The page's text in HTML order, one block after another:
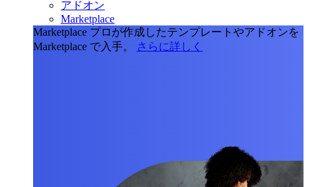
アドオン
Marketplace
Marketplace プロが作成したテンプレートやアドオンを
Marketplace で入手。
さらに詳しく